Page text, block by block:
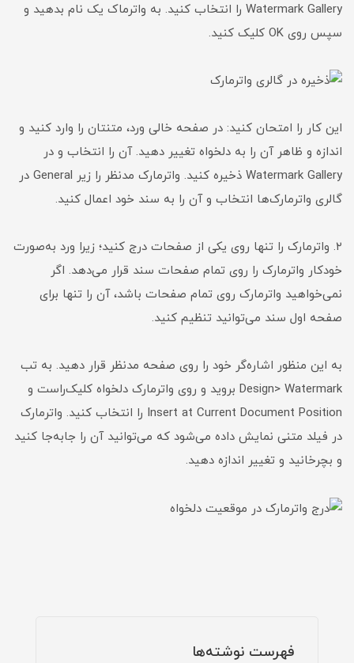
Watermark Gallery را انتخاب کنید. به واترماک یک نام بدهید و
سپس روی OK کلیک کنید.
این کار را امتحان کنید: در صفحه خالی ورد، متنتان را وارد کنید و
اندازه‌ و ظاهر آن را به دلخواه تغییر دهید. آن را انتخاب و در
Watermark Gallery ذخیره کنید. واترمارک مدنظر را زیر General در
گالری واترمارک‌ها انتخاب و آن را به سند خود اعمال کنید.
۲. واترمارک را تنها روی یکی از صفحات درج کنید؛ زیرا ورد به‌صورت
خودکار واترمارک را روی تمام صفحات سند قرار می‌دهد. اگر
نمی‌خواهید واترمارک روی تمام صفحات باشد، آن را تنها برای
صفحه اول سند می‌توانید تنظیم کنید.
به این منظور اشاره‌گر خود را روی صفحه مدنظر قرار دهید. به تب
Design> Watermark بروید و روی واترمارک دلخواه کلیک‌راست و
Insert at Current Document Position را انتخاب کنید. واترمارک
در فیلد متنی نمایش داده می‌شود که می‌توانید آن را جابه‌جا کنید
و بچرخانید و تغییر اندازه دهید.
فهرست نوشته‌ها